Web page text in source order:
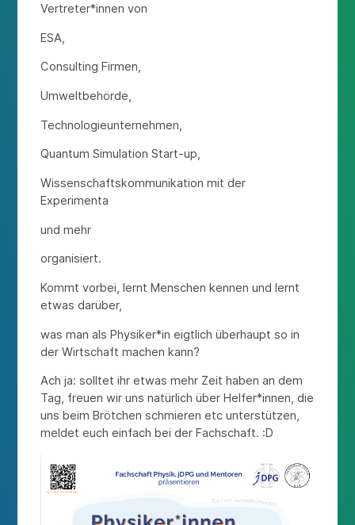
Vertreter*innen von
ESA,
Consulting Firmen,
Umweltbehörde,
Technologieunternehmen,
Quantum Simulation Start-up,
Wissenschaftskommunikation mit der
Experimenta
und mehr
organisiert.
Kommt vorbei, lernt Menschen kennen und lernt
etwas darüber,
was man als Physiker*in eigtlich überhaupt so in
der Wirtschaft machen kann?
Ach ja: solltet ihr etwas mehr Zeit haben an dem
Tag, freuen wir uns natürlich über Helfer*innen, die
uns beim Brötchen schmieren etc unterstützen,
meldet euch einfach bei der Fachschaft. :D